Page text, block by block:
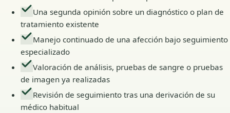
Una segunda opinión sobre un diagnóstico o plan de
tratamiento existente
Manejo continuado de una afección bajo seguimiento
especializado
Valoración de análisis, pruebas de sangre o pruebas
de imagen ya realizadas
Revisión de seguimiento tras una derivación de su
médico habitual